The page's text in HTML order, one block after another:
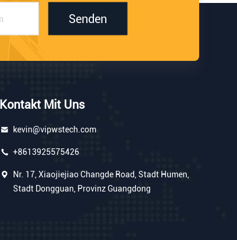
Senden
Kontakt Mit Uns
kevin@vipwstech.com
+8613925575426
Nr. 17, Xiaojiejiao Changde Road, Stadt Humen,
Stadt Dongguan, Provinz Guangdong